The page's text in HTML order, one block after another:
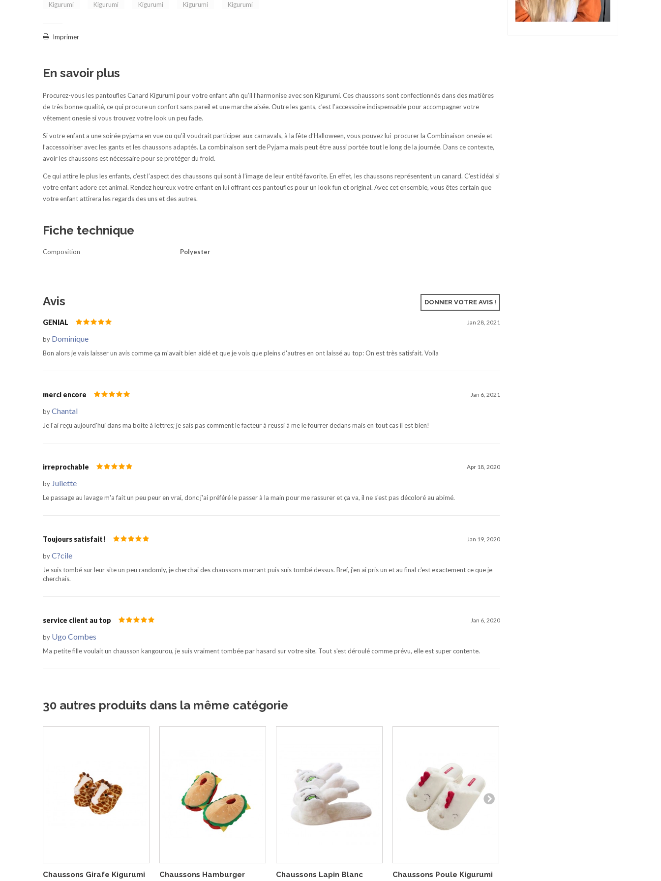
Imprimer
En savoir plus
Procurez-vous les pantoufles Canard Kigurumi pour votre enfant afin qu’il l’harmonise avec son Kigurumi. Ces chaussons sont confectionnés dans des matières
de très bonne qualité, ce qui procure un confort sans pareil et une marche aisée. Outre les gants, c’est l’accessoire indispensable pour accompagner votre
vêtement onesie si vous trouvez votre look un peu fade.
Si votre enfant a une soirée pyjama en vue ou qu’il voudrait participer aux carnavals, à la fête d’Halloween, vous pouvez lui procurer la Combinaison onesie et
l’accessoiriser avec les gants et les chaussons adaptés. La combinaison sert de Pyjama mais peut être aussi portée tout le long de la journée. Dans ce contexte,
avoir les chaussons est nécessaire pour se protéger du froid.
Ce qui attire le plus les enfants, c’est l’aspect des chaussons qui sont à l’image de leur entité favorite. En effet, les chaussons représentent un canard. C’est idéal si
votre enfant adore cet animal. Rendez heureux votre enfant en lui offrant ces pantoufles pour un look fun et original. Avec cet ensemble, vous êtes certain que
votre enfant attirera les regards des uns et des autres.
Fiche technique
Composition Polyester
Avis
GENIAL Jan 28, 2021
by Dominique
Bon alors je vais laisser un avis comme ça m'avait bien aidé et que je vois que pleins d'autres en ont laissé au top: On est très satisfait. Voila
merci encore Jan 6, 2021
byChantal
Je l'ai reçu aujourd'hui dans ma boite à lettres; je sais pas comment le facteur à reussi à me le fourrer dedans mais en tout cas il est bien!
irreprochable Apr 18, 2020
by Juliette
Le passage au lavage m'a fait un peu peur en vrai, donc j'ai préféré le passer à la main pour me rassurer et ça va, il ne s'est pas décoloré au abimé.
Toujours satisfait! Jan 19, 2020
byC?cile
Je suis tombé sur leur site un peu randomly, je cherchai des chaussons marrant puis suis tombé dessus. Bref, j'en ai pris un et au final c'est exactement ce que je
cherchais.
service client au top Jan 6, 2020
by Ugo Combes
Ma petite fille voulait un chausson kangourou, je suis vraiment tombée par hasard sur votre site. Tout s'est déroulé comme prévu, elle est super contente.
DONNER VOTRE AVIS !
30 autres produits dans la même catégorie
Chaussons Girafe Kigurumi
Chaussons Hamburger
Chaussons Lapin Blanc
Chaussons Poule Kigurumi